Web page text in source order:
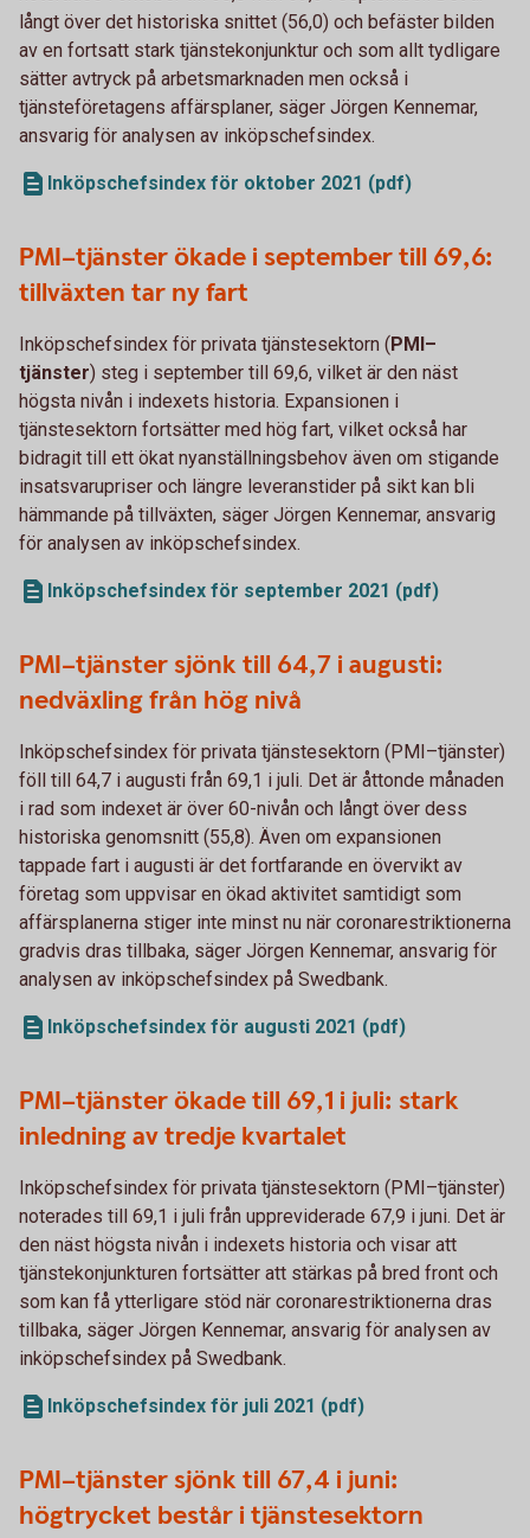
långt över det historiska snittet (56,0) och befäster bilden
av en fortsatt stark tjänstekonjunktur och som allt tydligare
sätter avtryck på arbetsmarknaden men också i
tjänsteföretagens affärsplaner, säger Jörgen Kennemar,
ansvarig för analysen av inköpschefsindex.
Inköpschefsindex för oktober 2021 (pdf)
PMI–tjänster ökade i september till 69,6:
tillväxten tar ny fart
Inköpschefsindex för privata tjänstesektorn (PMI–
tjänster) steg i september till 69,6, vilket är den näst
högsta nivån i indexets historia. Expansionen i
tjänstesektorn fortsätter med hög fart, vilket också har
bidragit till ett ökat nyanställningsbehov även om stigande
insatsvarupriser och längre leveranstider på sikt kan bli
hämmande på tillväxten, säger Jörgen Kennemar, ansvarig
för analysen av inköpschefsindex.
Inköpschefsindex för september 2021 (pdf)
PMI–tjänster sjönk till 64,7 i augusti:
nedväxling från hög nivå
Inköpschefsindex för privata tjänstesektorn (PMI–tjänster)
föll till 64,7 i augusti från 69,1 i juli. Det är åttonde månaden
i rad som indexet är över 60-nivån och långt över dess
historiska genomsnitt (55,8). Även om expansionen
tappade fart i augusti är det fortfarande en övervikt av
företag som uppvisar en ökad aktivitet samtidigt som
affärsplanerna stiger inte minst nu när coronarestriktionerna
gradvis dras tillbaka, säger Jörgen Kennemar, ansvarig för
analysen av inköpschefsindex på Swedbank.
Inköpschefsindex för augusti 2021 (pdf)
PMI–tjänster ökade till 69,1 i juli: stark
inledning av tredje kvartalet
Inköpschefsindex för privata tjänstesektorn (PMI–tjänster)
noterades till 69,1 i juli från uppreviderade 67,9 i juni. Det är
den näst högsta nivån i indexets historia och visar att
tjänstekonjunkturen fortsätter att stärkas på bred front och
som kan få ytterligare stöd när coronarestriktionerna dras
tillbaka, säger Jörgen Kennemar, ansvarig för analysen av
inköpschefsindex på Swedbank.
Inköpschefsindex för juli 2021 (pdf)
PMI–tjänster sjönk till 67,4 i juni:
högtrycket består i tjänstesektorn